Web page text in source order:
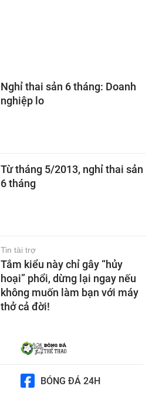
Nghỉ thai sản 6 tháng: Doanh
nghiệp lo
Từ tháng 5/2013, nghỉ thai sản
6 tháng
Tin tài trợ
Tắm kiểu này chỉ gây “hủy
hoại” phổi, dừng lại ngay nếu
không muốn làm bạn với máy
thở cả đời!
BÓNG ĐÁ 24H